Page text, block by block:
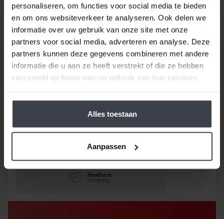
personaliseren, om functies voor social media te bieden
en om ons websiteverkeer te analyseren. Ook delen we
informatie over uw gebruik van onze site met onze
partners voor social media, adverteren en analyse. Deze
partners kunnen deze gegevens combineren met andere
informatie die u aan ze heeft verstrekt of die ze hebben
verzameld op basis van uw gebruik van hun services.
Alles toestaan
Aanpassen
9.8 / 10 116 reviews
Gebruik gemaakt van de
garantie om de
onvermijdelijke scheuren na
2,5 jaar te laten repareren
en dat hebben ze super
netjes gedaan!